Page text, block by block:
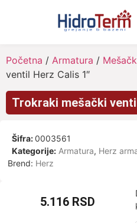
Početna / Armatura /
ventil Herz Calis 1″
Trokraki mešački
Šifra:0003561
Kategorije: Armatura, Herz
Brend: Herz
5.116 RSD